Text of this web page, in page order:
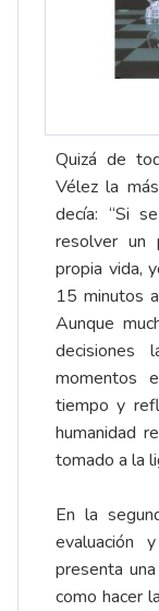
Quizá de
Vélez la
decía: “Si
resolver un
propia vida,
15 minutos
Aunque
decisiones
momentos
tiempo y
humanidad
tomado a la
En la
evaluación
presenta
como hacer